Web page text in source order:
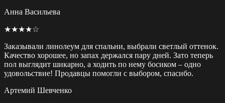
Анна Васильева
★★★★☆
Заказывали линолеум для спальни, выбрали светлый оттенок.
Качество хорошее, но запах держался пару дней. Зато теперь
пол выглядит шикарно, а ходить по нему босиком – одно
удовольствие! Продавцы помогли с выбором, спасибо.
Артемий Шевченко